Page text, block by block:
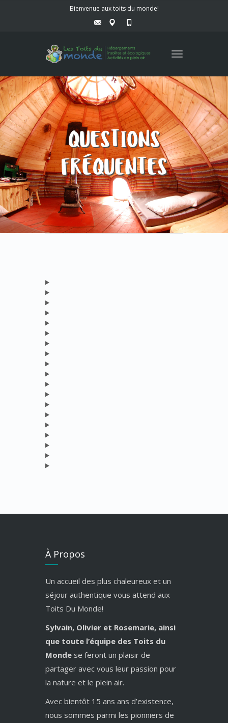
Bienvenue aux toits du monde!
Toggle
QUESTIONS
FRÉQUENTES
À Propos
Un accueil des plus chaleureux et un
séjour authentique vous attend aux
Toits Du Monde!
Sylvain, Olivier et Rosemarie, ainsi
que toute l’équipe des Toits du
Monde se feront un plaisir de
partager avec vous leur passion pour
la nature et le plein air.
Avec bientôt 15 ans ans d’existence,
nous sommes parmi les pionniers de